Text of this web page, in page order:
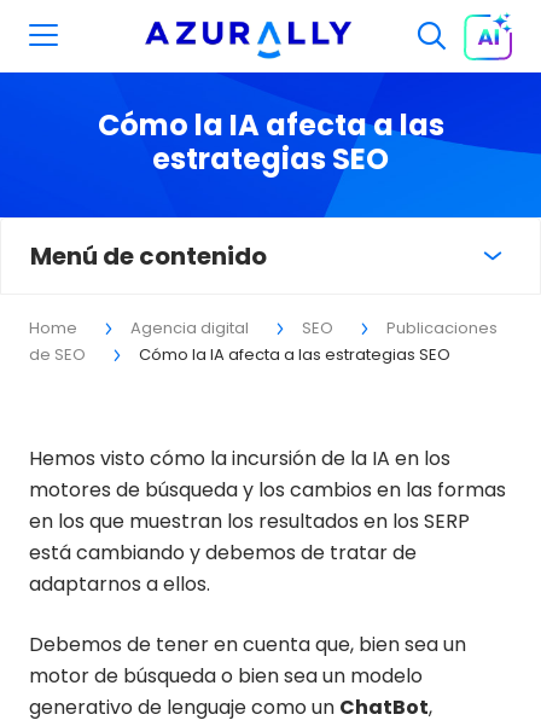
Cómo la IA afecta a las
estrategias SEO
Home Agencia digital SEO
Publicaciones
de SEO
Cómo la IA afecta a las estrategias SEO
Menú de contenido
Hemos visto cómo la incursión de la IA en los
motores de búsqueda y los cambios en las formas
en los que muestran los resultados en los SERP
está cambiando y debemos de tratar de
adaptarnos a ellos.
Debemos de tener en cuenta que, bien sea un
motor de búsqueda o bien sea un modelo
generativo de lenguaje como un ChatBot,